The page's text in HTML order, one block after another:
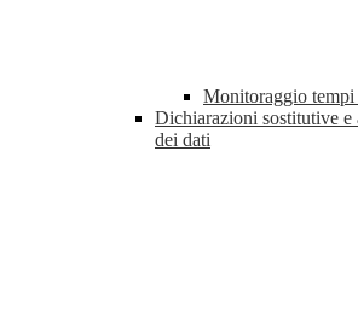
Monitoraggio tempi
Dichiarazioni sostitutive
dei dati